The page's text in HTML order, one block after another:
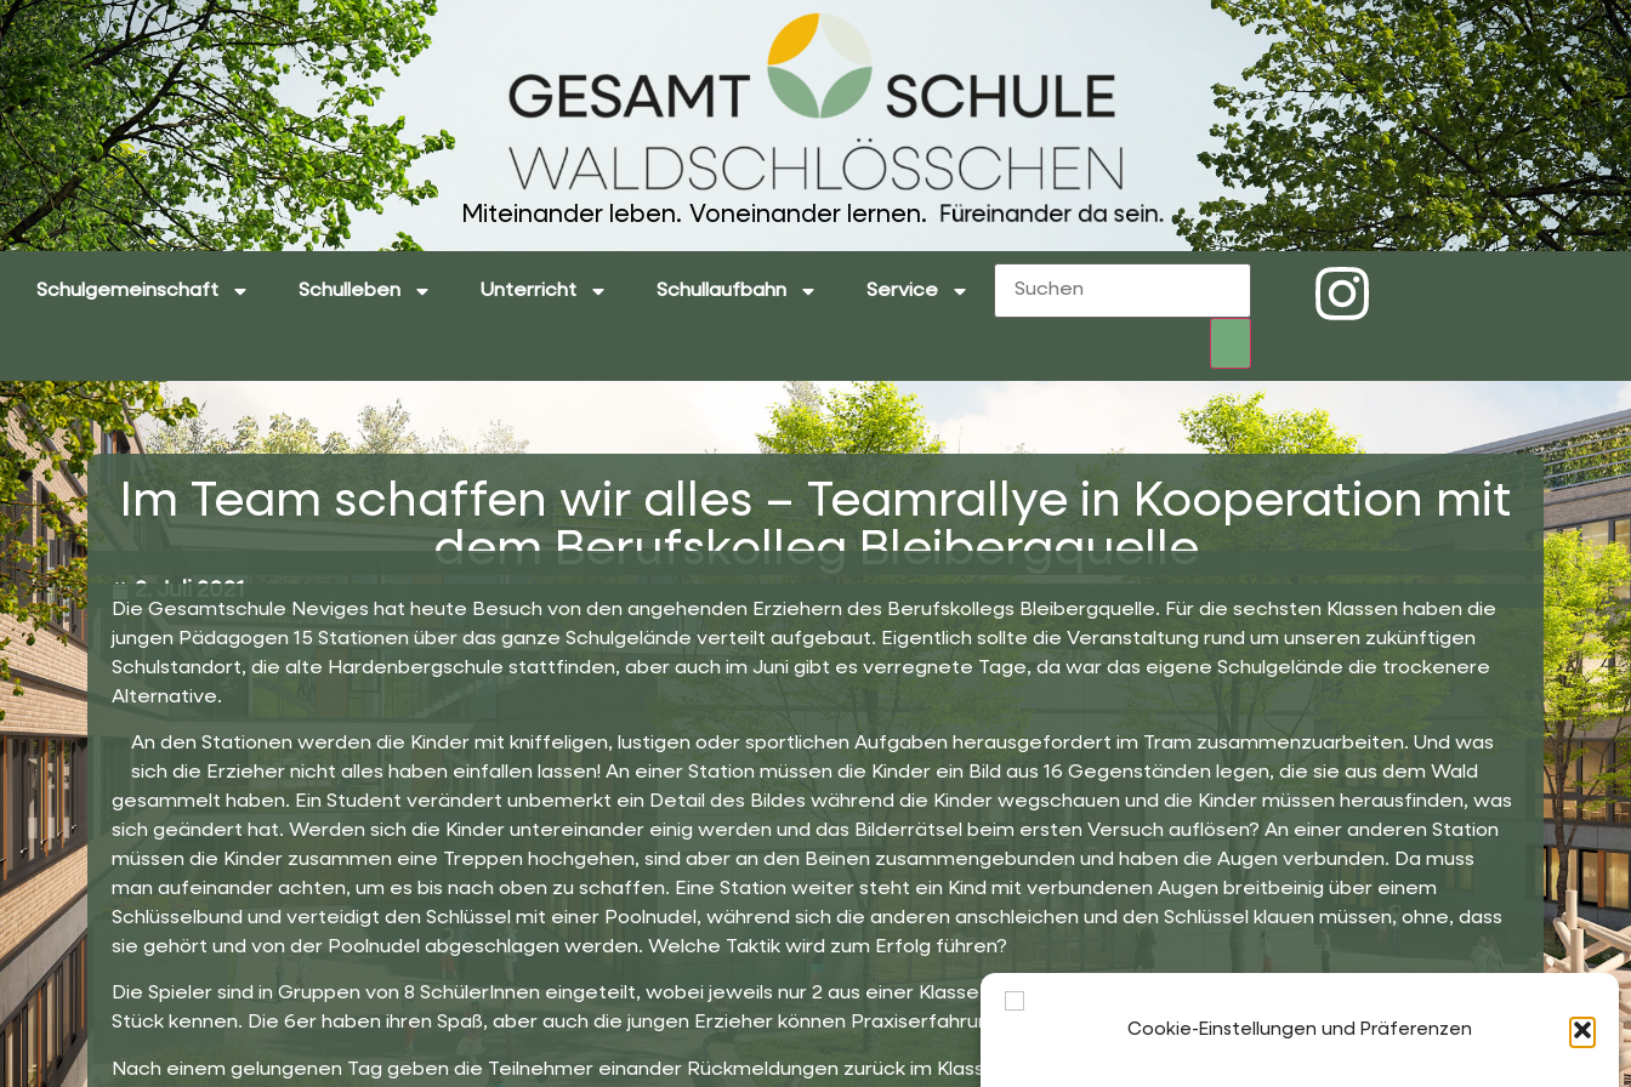
Cookie-Einstellungen und Präferenzen
Miteinander leben. Voneinander lernen. Füreinander da sein.
Schulgemeinschaft Schulleben Unterricht Schullaufbahn Service
Im Team schaffen wir alles – Teamrallye in Kooperation mit
dem Berufskolleg Bleibergquelle
2. Juli 2021
Die Gesamtschule Neviges hat heute Besuch von den angehenden Erziehern des Berufskollegs Bleibergquelle. Für die sechsten Klassen haben die
jungen Pädagogen 15 Stationen über das ganze Schulgelände verteilt aufgebaut. Eigentlich sollte die Veranstaltung rund um unseren zukünftigen
Schulstandort, die alte Hardenbergschule stattfinden, aber auch im Juni gibt es verregnete Tage, da war das eigene Schulgelände die trockenere
Alternative.
An den Stationen werden die Kinder mit kniffeligen, lustigen oder sportlichen Aufgaben herausgefordert im Tram zusammenzuarbeiten. Und was
sich die Erzieher nicht alles haben einfallen lassen! An einer Station müssen die Kinder ein Bild aus 16 Gegenständen legen, die sie aus dem Wald
gesammelt haben. Ein Student verändert unbemerkt ein Detail des Bildes während die Kinder wegschauen und die Kinder müssen herausfinden, was
sich geändert hat. Werden sich die Kinder untereinander einig werden und das Bilderrätsel beim ersten Versuch auflösen? An einer anderen Station
müssen die Kinder zusammen eine Treppen hochgehen, sind aber an den Beinen zusammengebunden und haben die Augen verbunden. Da muss
man aufeinander achten, um es bis nach oben zu schaffen. Eine Station weiter steht ein Kind mit verbundenen Augen breitbeinig über einem
Schlüsselbund und verteidigt den Schlüssel mit einer Poolnudel, während sich die anderen anschleichen und den Schlüssel klauen müssen, ohne, dass
sie gehört und von der Poolnudel abgeschlagen werden. Welche Taktik wird zum Erfolg führen?
Die Spieler sind in Gruppen von 8 SchülerInnen eingeteilt, wobei jeweils nur 2 aus einer Klasse kommen. So lernen sich die Klassen untereinander ein
Stück kennen. Die 6er haben ihren Spaß, aber auch die jungen Erzieher können Praxiserfahrung im Umgang mit ihrem zukünftigen Klientel sammeln.
Nach einem gelungenen Tag geben die Teilnehmer einander Rückmeldungen zurück im Klassenverband und werden morgen wiederkommen, um ihre